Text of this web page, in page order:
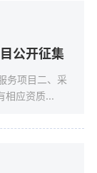
公开征集
务项目二、采
应资质...